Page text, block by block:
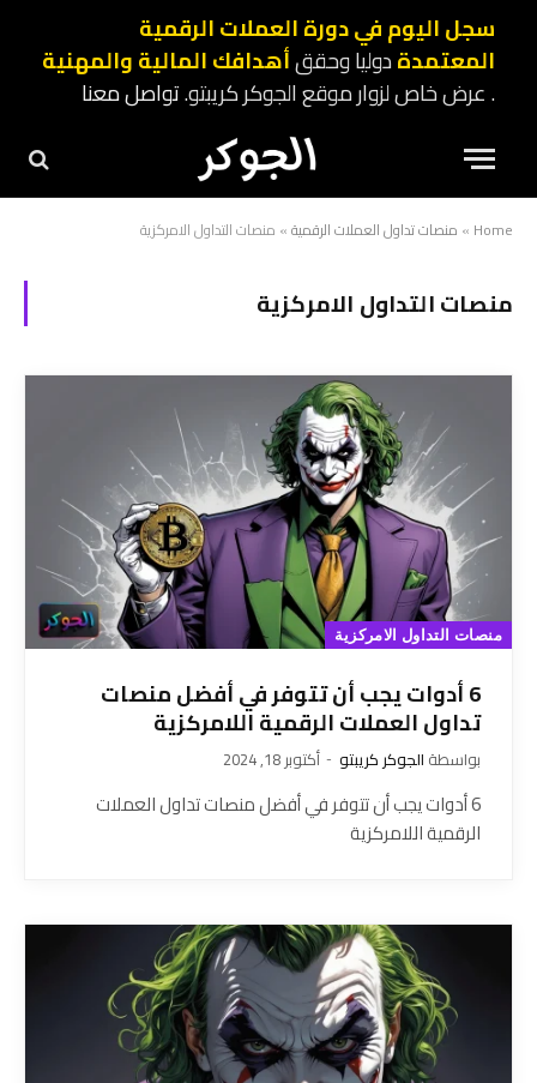
سجل اليوم في دورة العملات الرقمية
المعتمدةدوليا وحققأهدافك المالية والمهنية
. عرض خاص لزوار موقع الجوكر كريبتو.تواصل معنا
Home
» منصات تداول العملات الرقمية» منصات التداول الامركزية
منصات التداول الامركزية
منصات التداول الامركزية
6 أدوات يجب أن تتوفر في أفضل منصات
تداول العملات الرقمية اللامركزية
بواسطة الجوكر كريبتو أكتوبر 18, 2024
6 أدوات يجب أن تتوفر في أفضل منصات تداول العملات
الرقمية اللامركزية